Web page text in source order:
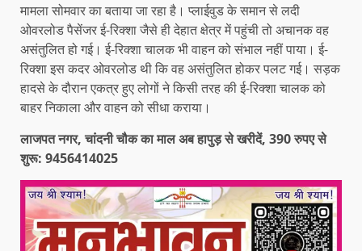
मामला सोमवार का बताया जा रहा है। प्लाईवुड के समान से लदी
ओवरलोड पैसेंजर ई-रिक्शा जैसे ही देहात क्षेत्र में पहुंची तो अचानक वह
असंतुलित हो गई। ई-रिक्शा चालक भी वाहन को संभाल नहीं पाया। ई-
रिक्शा इस कदर ओवरलोड थी कि वह असंतुलित होकर पलट गई। सड़क
हादसे के दौरान एकत्र हुए लोगों ने किसी तरह की ई-रिक्शा चालक को
बाहर निकाला और वाहन को सीधा कराया।
लाजपत नगर, चांदनी चौक का माल अब हापुड़ से खरीदें, 390 रुपए से
शुरू: 9456414025